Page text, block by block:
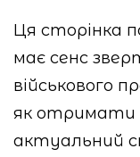
Ця сторінка
має сенс
військового
як отримати
актуальний